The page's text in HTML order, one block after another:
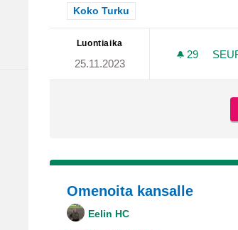
Rajaa tulokset teeman mukaan:
Koko Turku
Luontiaika
25.11.2023
29 29
Omenoita kansalle
Eelin HC